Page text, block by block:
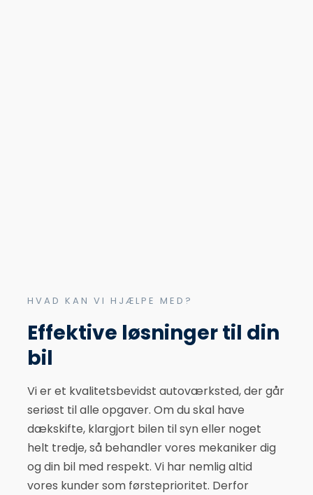
HVAD KAN VI HJÆLPE MED?
Effektive løsninger til din
bil
Vi er et kvalitetsbevidst autoværksted, der går
seriøst til alle opgaver. Om du skal have
dækskifte, klargjort bilen til syn eller noget
helt tredje, så behandler vores mekaniker dig
og din bil med respekt. Vi har nemlig altid
vores kunder som førsteprioritet. Derfor